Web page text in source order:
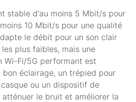
stable d'au moins 5 Mbit/s pour
10 Mbit/s pour une qualité
le débit pour un son clair
plus faibles, mais une
Wi-Fi/5G performant est
éclairage, un trépied pour
ou un dispositif de
le bruit et améliorer la